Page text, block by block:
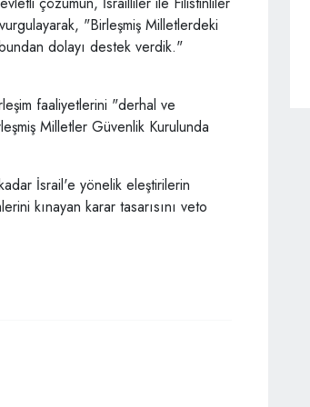
"Birleşmiş Milletlerdeki
dolayı destek verdik."
faaliyetlerini "derhal ve
Milletler Güvenlik Kurulunda
İsrail'e yönelik eleştirilerin
kınayan karar tasarısını veto